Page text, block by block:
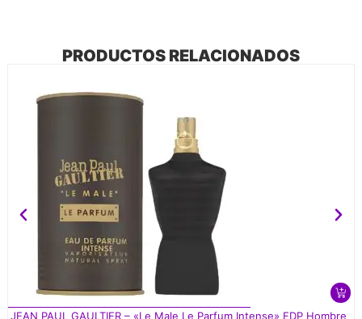
PRODUCTOS RELACIONADOS
JEAN PAUL GAULTIER – «Le Male Le Parfum Intense» EDP Hombre